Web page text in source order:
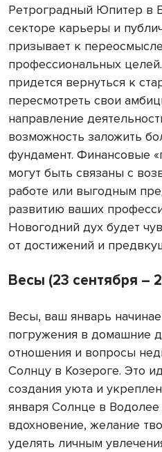
Ретроградный Юпитер в
секторе карьеры и
призывает к
профессиональных
придется вернуться к
пересмотреть свои
направление
возможность заложить
фундамент. Финансовые
могут быть связаны с
работе или выгодным
развитию ваших
Новогодний дух будет
от достижений и
Весы (23 сентября –
Весы, ваш январь
погружения в домашние
отношения и вопросы
Солнцу в Козероге. Это
создания уюта и
января Солнце в
вдохновение, желание
уделять личным